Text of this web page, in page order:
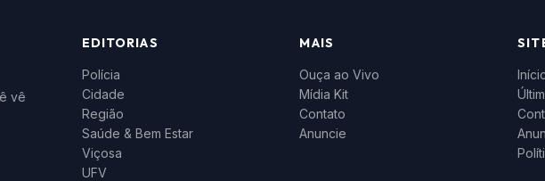
vê
EDITORIAS
Polícia
Cidade
Região
Saúde & Bem Estar
Viçosa
UFV
MAIS
Ouça ao Vivo
Mídia Kit
Contato
Anuncie